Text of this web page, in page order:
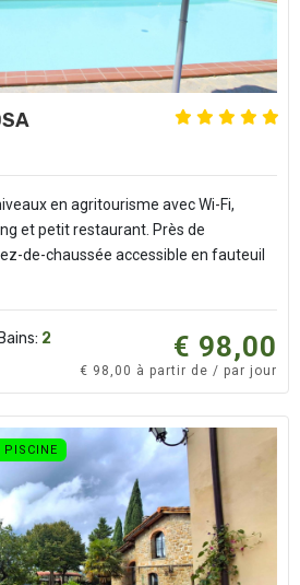
en agritourisme avec Wi-Fi,
et petit restaurant. Près de
de-chaussée accessible en fauteuil
Bains: 2 € 98,00
€ 98,00 à partir de / par jour
PISCINE